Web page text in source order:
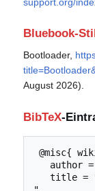
Bluebook-Stil
Bootloader,
August 2026).
BibTeX-